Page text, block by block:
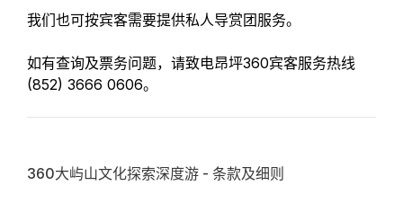
我们也可按宾客需要提供私人导赏团服务。
如有查询及票务问题，请致电昂坪360宾客服务热线
(852) 3666 0606。
360大屿山文化探索深度游 - 条款及细则